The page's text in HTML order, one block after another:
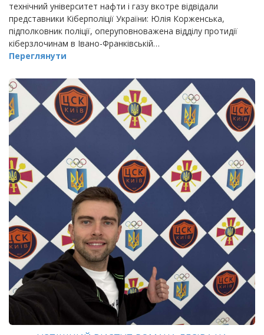
технічний університет нафти і газу вкотре відвідали
представники Кіберполіції України: Юлія Корженська,
підполковник поліції, оперуповноважена відділу протидії
кіберзлочинам в Івано-Франківській…
Переглянути